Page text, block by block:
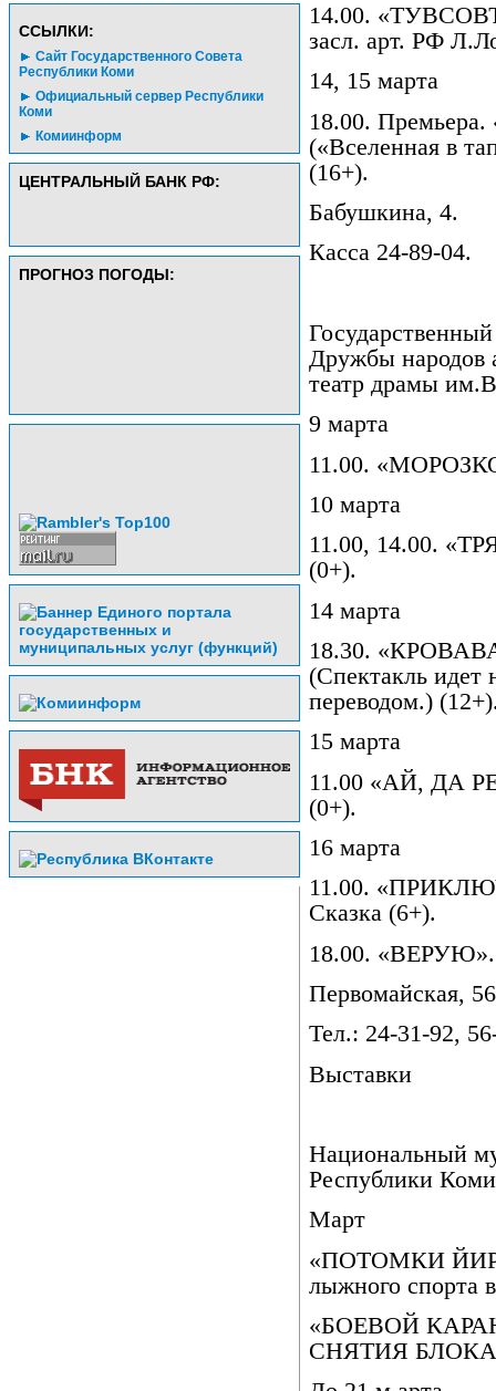
CСЫЛКИ:
Сайт Государственного Совета
Республики Коми
Официальный сервер Республики
Коми
Комиинформ
ЦЕНТРАЛЬНЫЙ БАНК РФ:
ПРОГНОЗ ПОГОДЫ:
14.00.
засл. арт. РФ
14, 15 марта
18.00.
(«Вселенная в
(16+).
Бабушкина, 4.
Касса 24-89-04.
Дружбы народов
театр драмы
9 марта
11.00.
10 марта
11.00, 14.00.
(0+).
14 марта
18.30.
(Спектакль идет
переводом.)
15 марта
11.00 «АЙ, ДА
(0+).
16 марта
11.00.
Сказка (6+).
18.00. «ВЕРУЮ».
Первомайская,
Тел.: 24-31-92,
Выставки
Национальный
Республики Коми
Март
«ПОТОМКИ
лыжного спорта
«БОЕВОЙ
СНЯТИЯ